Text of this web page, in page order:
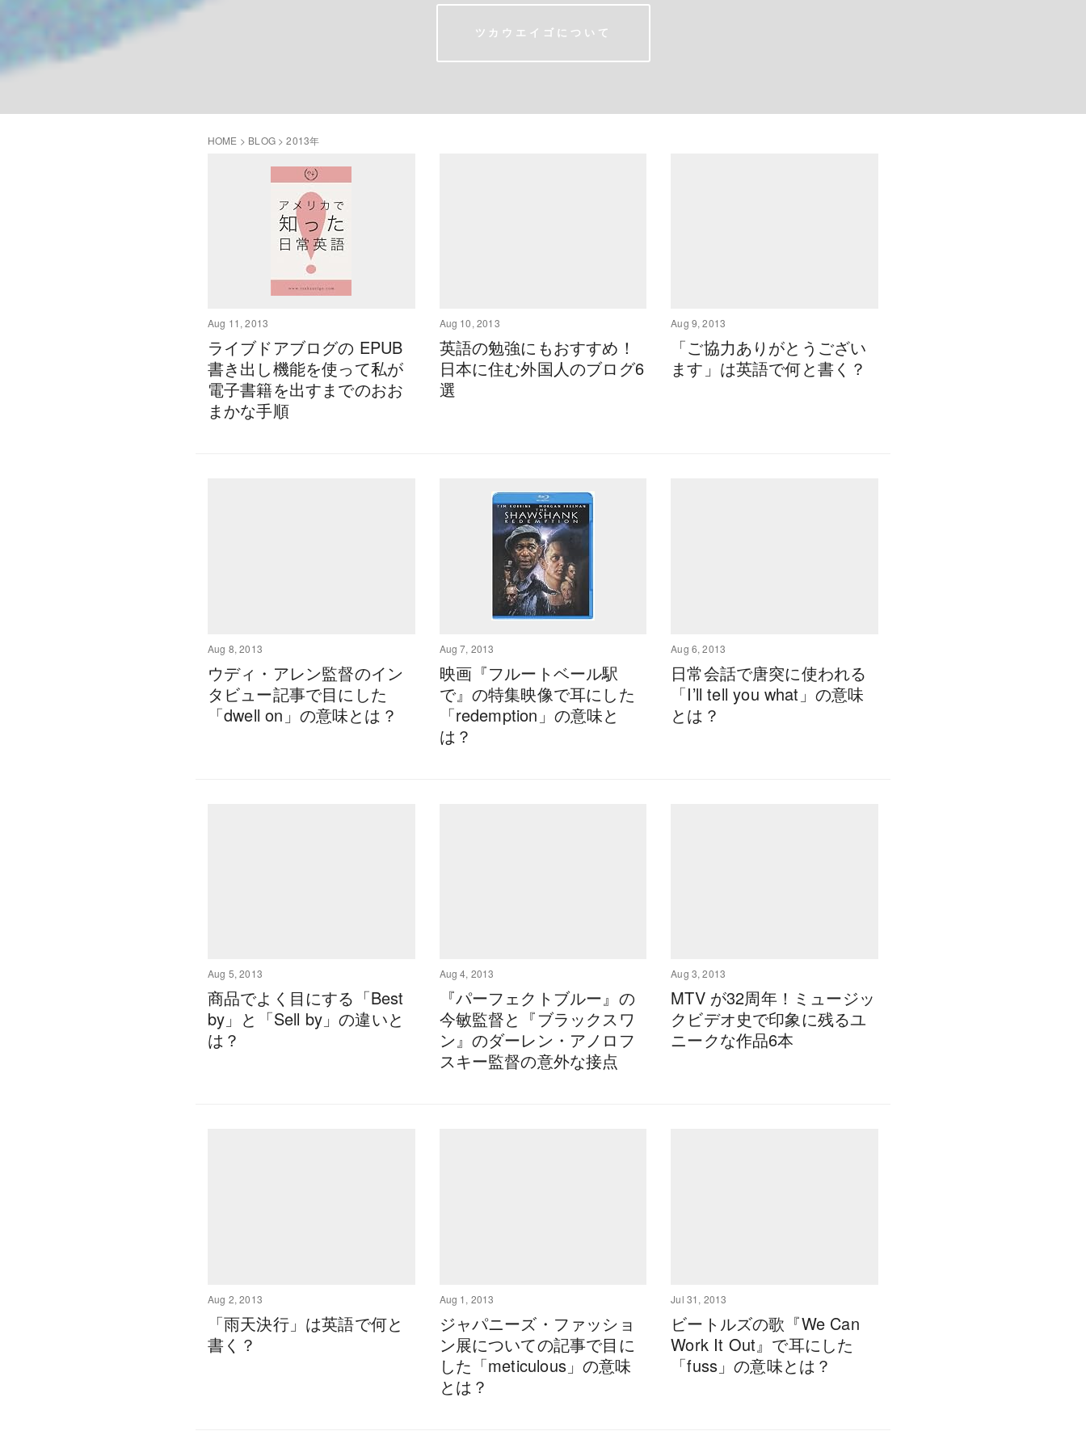
ツカウエイゴについて
HOME > BLOG>2013年
Aug 11, 2013
ライブドアブログの EPUB
書き出し機能を使って私が
電子書籍を出すまでのおお
まかな手順
Aug 10, 2013
英語の勉強にもおすすめ！
日本に住む外国人のブログ6
選
Aug 9, 2013
「ご協力ありがとうござい
ます」は英語で何と書く？
Aug 8, 2013
ウディ・アレン監督のイン
タビュー記事で目にした
「dwell on」の意味とは？
Aug 7, 2013
映画『フルートベール駅
で』の特集映像で耳にした
「redemption」の意味と
は？
Aug 6, 2013
日常会話で唐突に使われる
「I’ll tell you what」の意味
とは？
Aug 5, 2013
商品でよく目にする「Best
by」と「Sell by」の違いと
は？
Aug 4, 2013
『パーフェクトブルー』の
今敏監督と『ブラックスワ
ン』のダーレン・アノロフ
スキー監督の意外な接点
Aug 3, 2013
MTV が32周年！ミュージッ
クビデオ史で印象に残るユ
ニークな作品6本
Aug 2, 2013
「雨天決行」は英語で何と
書く？
Aug 1, 2013
ジャパニーズ・ファッショ
ン展についての記事で目に
した「meticulous」の意味
とは？
Jul 31, 2013
ビートルズの歌『We Can
Work It Out』で耳にした
「fuss」の意味とは？